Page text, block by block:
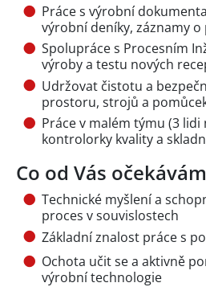
Práce s výrobní
výrobní deníky, záznamy
Spolupráce s Procesním
výroby a testu nových
Udržovat čistotu a
prostoru, strojů a
Práce v malém týmu (3
kontrolorky kvality a
Co od Vás
Technické myšlení a
proces v souvislostech
Základní znalost práce s
Ochota učit se a aktivně
výrobní technologie